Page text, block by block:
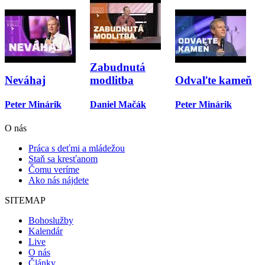
Neváhaj
Peter Minárik
Zabudnutá
modlitba
Daniel Mačák
Odvaľte kameň
Peter Minárik
Scroll
O nás
Práca s deťmi a mládežou
Staň sa kresťanom
Čomu veríme
Ako nás nájdete
SITEMAP
Bohoslužby
Kalendár
Live
O nás
Články